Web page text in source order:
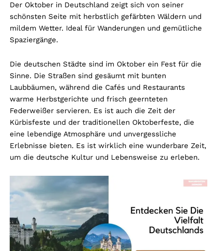
Der Oktober in Deutschland zeigt sich von seiner
schönsten Seite mit herbstlich gefärbten Wäldern und
mildem Wetter. Ideal für Wanderungen und gemütliche
Spaziergänge.
Die deutschen Städte sind im Oktober ein Fest für die
Sinne. Die Straßen sind gesäumt mit bunten
Laubbäumen, während die Cafés und Restaurants
warme Herbstgerichte und frisch geernteten
Federweißer servieren. Es ist auch die Zeit der
Kürbisfeste und der traditionellen Oktoberfeste, die
eine lebendige Atmosphäre und unvergessliche
Erlebnisse bieten. Es ist wirklich eine wunderbare Zeit,
um die deutsche Kultur und Lebensweise zu erleben.